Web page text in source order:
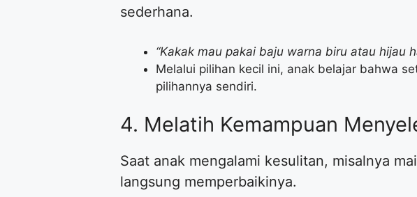
sederhana.
“Kakak mau pakai baju warna biru atau hijau
​Melalui pilihan kecil ini, anak belajar bahwa
pilihannya sendiri.
​4. Melatih Kemampuan
​Saat anak mengalami kesulitan, misalnya
langsung memperbaikinya.